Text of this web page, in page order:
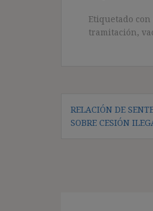
Etiquetado con
tramitación,
Navegación
de
RELACIÓN DE
SOBRE CESIÓN